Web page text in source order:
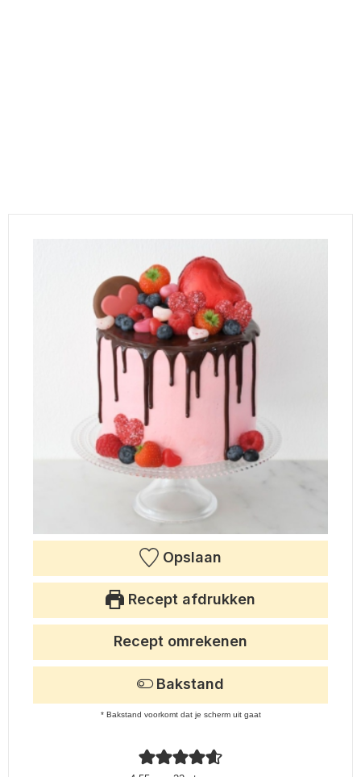
Opslaan
Recept afdrukken
Recept omrekenen
Bakstand
* Bakstand voorkomt dat je scherm uit gaat